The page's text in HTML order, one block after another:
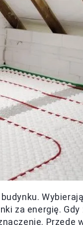
za energię.
Przede